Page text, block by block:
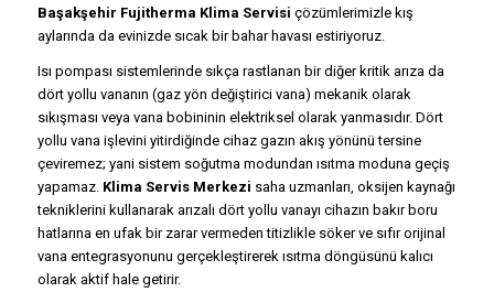
Başakşehir Fujitherma Klima Servisi çözümlerimizle kış
aylarında da evinizde sıcak bir bahar havası estiriyoruz.
Isı pompası sistemlerinde sıkça rastlanan bir diğer kritik arıza da
dört yollu vananın (gaz yön değiştirici vana) mekanik olarak
sıkışması veya vana bobininin elektriksel olarak yanmasıdır. Dört
yollu vana işlevini yitirdiğinde cihaz gazın akış yönünü tersine
çeviremez; yani sistem soğutma modundan ısıtma moduna geçiş
yapamaz. Klima Servis Merkezi saha uzmanları, oksijen kaynağı
tekniklerini kullanarak arızalı dört yollu vanayı cihazın bakır boru
hatlarına en ufak bir zarar vermeden titizlikle söker ve sıfır orijinal
vana entegrasyonunu gerçekleştirerek ısıtma döngüsünü kalıcı
olarak aktif hale getirir.